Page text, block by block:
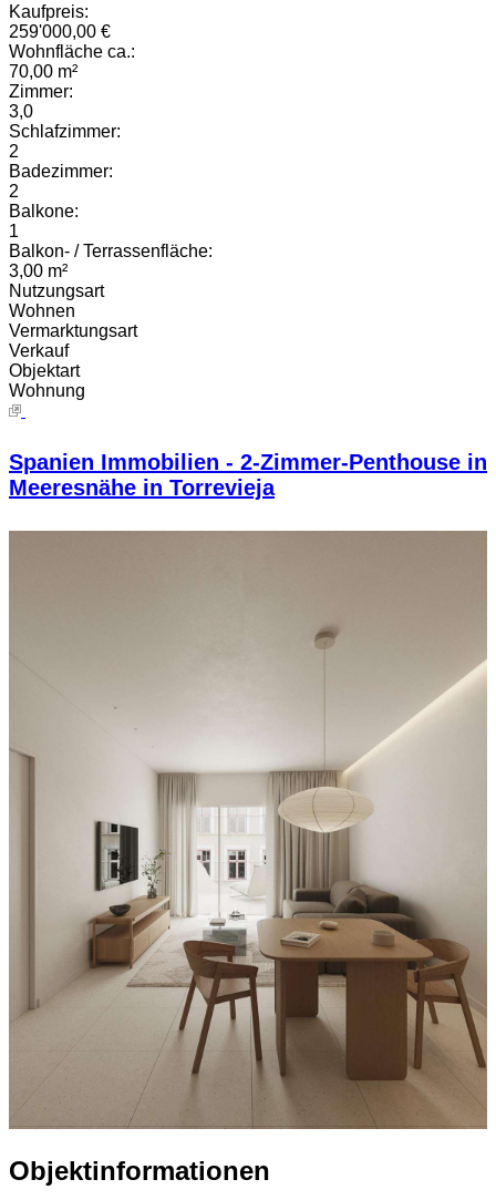
Kaufpreis:
259'000,00 €
Wohnfläche ca.:
70,00 m²
Zimmer:
3,0
Schlafzimmer:
2
Badezimmer:
2
Balkone:
1
Balkon- / Terrassenfläche:
3,00 m²
Nutzungsart
Wohnen
Vermarktungsart
Verkauf
Objektart
Wohnung
Spanien Immobilien - 2-Zimmer-Penthouse in
Meeresnähe in Torrevieja
Objektinformationen